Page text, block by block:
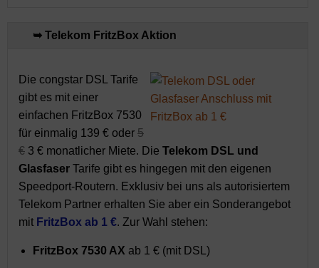
➥ Telekom FritzBox Aktion
Die congstar DSL Tarife
gibt es mit einer
einfachen FritzBox 7530
für einmalig 139 € oder 5
€ 3 € monatlicher Miete. Die Telekom DSL und
Glasfaser Tarife gibt es hingegen mit den eigenen
Speedport-Routern. Exklusiv bei uns als autorisiertem
Telekom Partner erhalten Sie aber ein Sonderangebot
mit FritzBox ab 1 €. Zur Wahl stehen:
FritzBox 7530 AX ab 1 € (mit DSL)